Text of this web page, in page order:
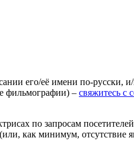
его/её имени по-русски,
фильмографии) – свяжитесь с
по запросам
как минимум, отсутствие